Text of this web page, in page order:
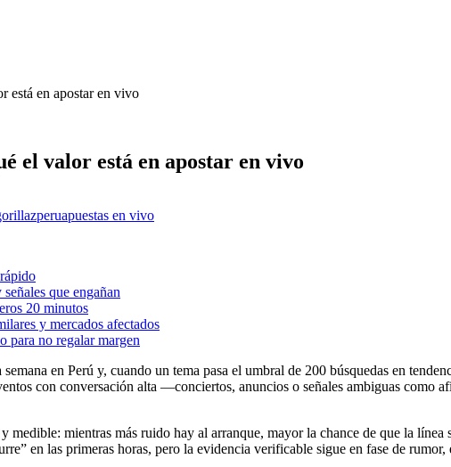
está en apostar en vivo
el valor está en apostar en vivo
peruapuestas en vivo
que engañan
20 minutos
y mercados afectados
para no regalar margen
en Perú y, cuando un tema pasa el umbral de 200 búsquedas en
con conversación alta —conciertos, anuncios o señales ambiguas como
medible: mientras más ruido hay al arranque, mayor la chance de que la
en las primeras horas, pero la evidencia verificable sigue en fase de